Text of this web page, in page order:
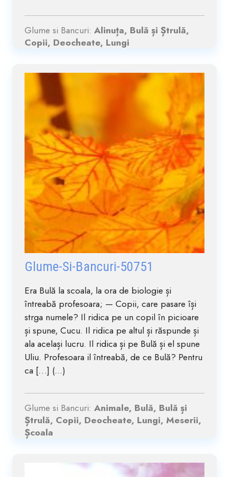
Glume si Bancuri: Alinuța, Bulă și Ștrulă,
Copii, Deocheate, Lungi
Glume-Si-Bancuri-50751
Era Bulă la scoala, la ora de biologie și
întreabă profesoara; — Copii, care pasare își
strga numele? Il ridica pe un copil în picioare
și spune, Cucu. Il ridica pe altul și răspunde și
ala același lucru. Il ridica și pe Bulă și el spune
Uliu. Profesoara il întreabă, de ce Bulă? Pentru
ca […] (...)
Glume si Bancuri: Animale, Bulă, Bulă și
Ștrulă, Copii, Deocheate, Lungi, Meserii,
Școala